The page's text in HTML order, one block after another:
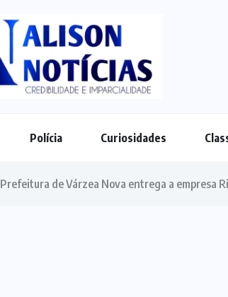
Polícia Curiosidades
Prefeitura de Várzea Nova entrega a empresa